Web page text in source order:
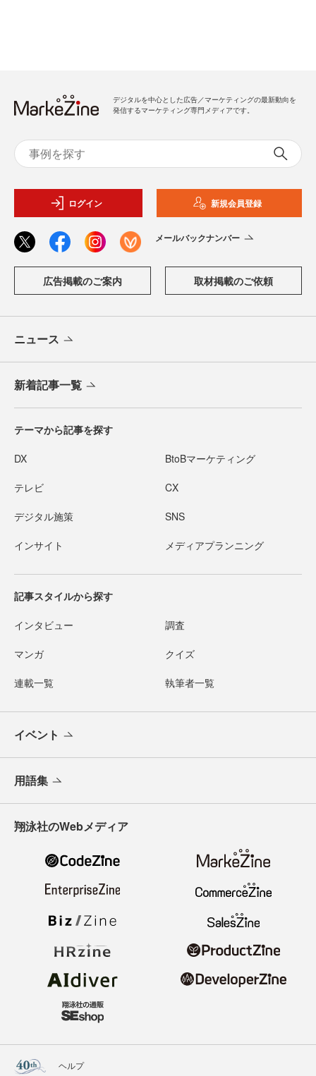
デジタルを中心とした広告／マーケティングの最新動向を
発信するマーケティング専門メディアです。
ログイン 新規会員登録
メールバックナンバー
広告掲載のご案内 取材掲載のご依頼
ニュース
新着記事一覧
テーマから記事を探す
DX BtoBマーケティング
テレビ CX
デジタル施策 SNS
インサイト メディアプランニング
記事スタイルから探す
インタビュー 調査
マンガ クイズ
連載一覧 執筆者一覧
イベント
用語集
翔泳社のWebメディア
ヘルプ